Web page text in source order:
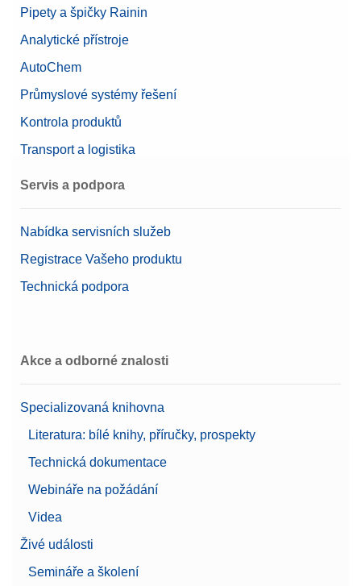
Pipety a špičky Rainin
Analytické přístroje
AutoChem
Průmyslové systémy řešení
Kontrola produktů
Transport a logistika
Servis a podpora
Nabídka servisních služeb
Registrace Vašeho produktu
Technická podpora
Akce a odborné znalosti
Specializovaná knihovna
Literatura: bílé knihy, příručky, prospekty
Technická dokumentace
Webináře na požádání
Videa
Živé události
Semináře a školení